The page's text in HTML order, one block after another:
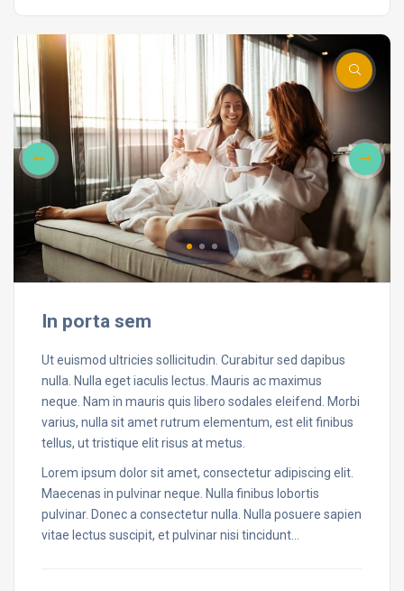
In porta sem
Ut euismod ultricies sollicitudin. Curabitur sed dapibus
nulla. Nulla eget iaculis lectus. Mauris ac maximus
neque. Nam in mauris quis libero sodales eleifend. Morbi
varius, nulla sit amet rutrum elementum, est elit finibus
tellus, ut tristique elit risus at metus.
Lorem ipsum dolor sit amet, consectetur adipiscing elit.
Maecenas in pulvinar neque. Nulla finibus lobortis
pulvinar. Donec a consectetur nulla. Nulla posuere sapien
vitae lectus suscipit, et pulvinar nisi tincidunt…